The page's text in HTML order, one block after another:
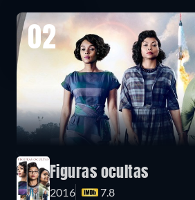
02
Figuras ocultas
2016 7.8